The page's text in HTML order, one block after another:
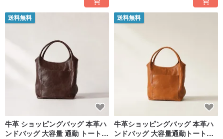
送料無料
牛革 ショッピングバッグ 本革ハ
ンドバッグ 大容量 通勤 トートバ
送料無料
牛革ショッピングバッグ 本革ハ
ンドバッグ 大容量通勤トートバ